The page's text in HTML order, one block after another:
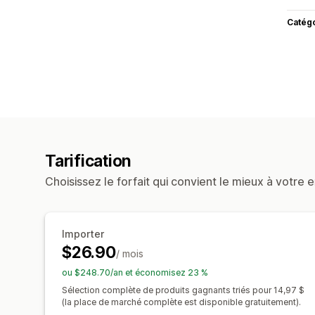
Tarification
Choisissez le forfait qui convient le mieux à votre
Importer
$26.90/ mois
ou $248.70/an et économisez 23 %
Sélection complète de produits gagnants triés pour 14,97 $
(la place de marché complète est disponible gratuitement).